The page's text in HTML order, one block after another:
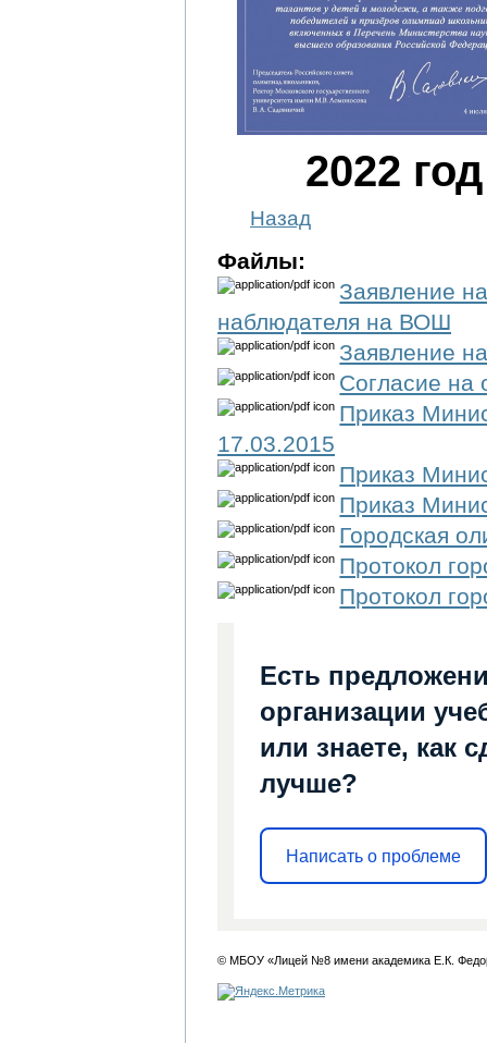
2022 год
Назад
Файлы:
Заявление
наблюдателя на ВОШ
Заявление
Согласие на
Приказ
17.03.2015
Приказ
Приказ
Городская
Протокол
Протокол
Есть
организации
или знаете, как
лучше?
Написать о проблеме
© МБОУ «Лицей №8 имени академика Е.К.